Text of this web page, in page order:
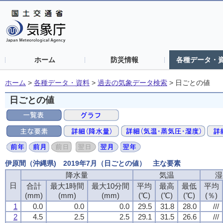
ホーム 防災情報 各種データ・
ホーム > 各種データ・資料 > 過去の気象データ検索 > 日ごとの値
日ごとの値
伊原間（沖縄県) 2019年7月（日ごとの値） 主な要素
日
降水量 気温
合計
(mm)
最大1時間
(mm)
最大10分間
(mm)
平均
(℃)
最高
(℃)
最低
(℃)
平均
(％)
1
0.0 0.0 0.0 29.5 31.8 28.0
///
2
4.5 2.5 2.5 29.1 31.5 26.6
///